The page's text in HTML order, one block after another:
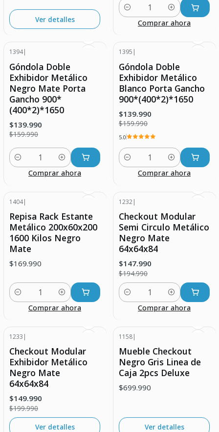
Ver detalles
Cantidad
Comprar ahora
1394|
Góndola Doble
Exhibidor Metálico
Negro Mate Porta
Gancho 900*
(400*2)*1650
$139.990
$159.990
Cantidad
Comprar ahora
1395 |
Góndola Doble
Exhibidor Metálico
Blanco Porta Gancho
900*(400*2)*1650
$139.990
$159.990
5.0
Cantidad
Comprar ahora
1404|
Repisa Rack Estante
Metálico 200x60x200
1600 Kilos Negro
Mate
$169.990
Cantidad
Comprar ahora
1232|
Checkout Modular
Semi Circulo Metálico
Negro Mate
64x64x84
$147.990
$194.990
Cantidad
Comprar ahora
Agotado
1233 |
Checkout Modular
Exhibidor Metálico
Negro Mate
64x64x84
$149.990
$199.990
Ver detalles
1158|
Mueble Checkout
Negro Gris Linea de
Caja 2pcs Deluxe
$699.990
Ver detalles